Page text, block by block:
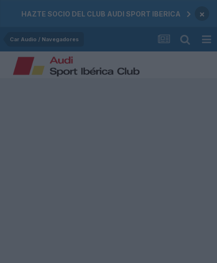
HAZTE SOCIO DEL CLUB AUDI SPORT IBERICA ×
Car Audio / Navegadores